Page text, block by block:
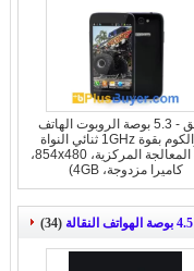
سحق - 5.3 بوصة الروبوت الهاتف
(كوالكوم بقوة 1GHz ثنائي النواة
وحدة المعالجة المركزية، 854x480،
كاميرا مزدوجة، 4GB)
4.5 بوصة الهواتف النقالة (34)